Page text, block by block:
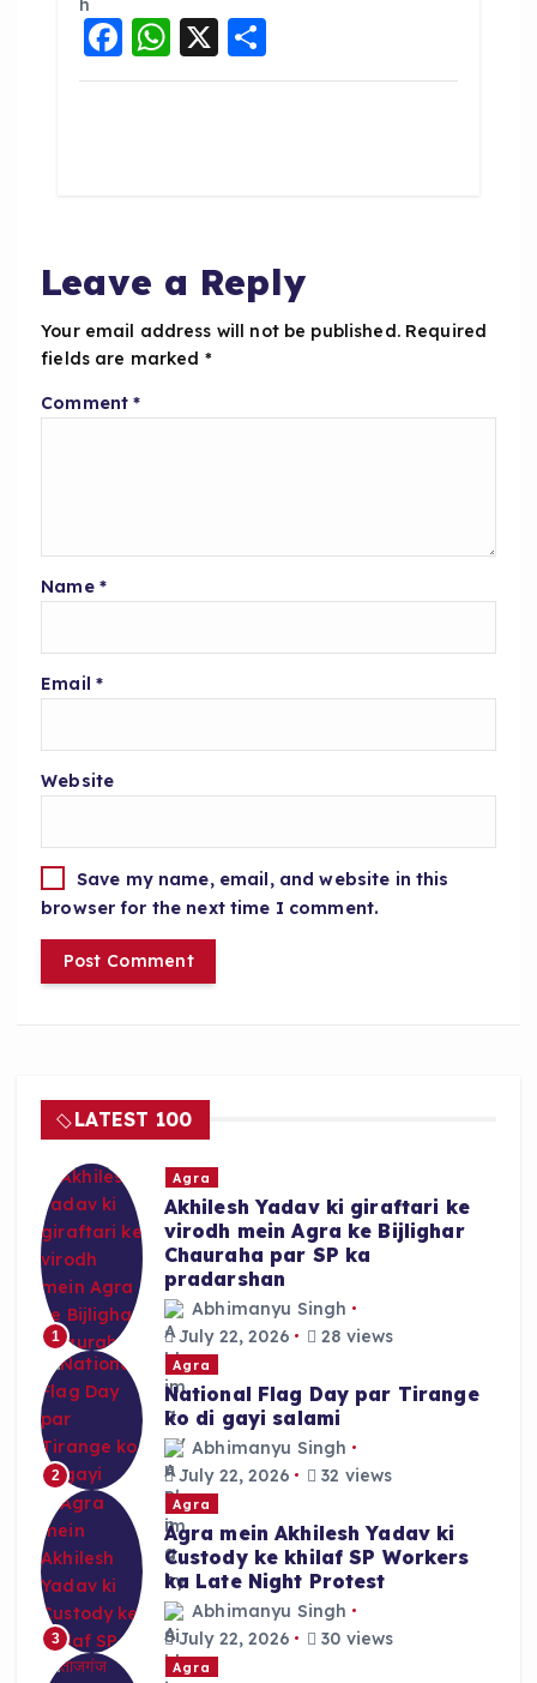
F
a
o
k
W
h
p
X S
h
Leave a Reply
Your email address will not be published. Required
fields are marked *
Comment*
Name *
Email *
Website
Save my name, email, and website in this
browser for the next time I comment.
LATEST 100
1
Agra
Akhilesh Yadav ki giraftari ke
virodh mein Agra ke Bijlighar
Chauraha par SP ka
pradarshan
Abhimanyu Singh
July 22, 2026
28 views
2
Agra
National Flag Day par Tirange
ko di gayi salami
Abhimanyu Singh
July 22, 2026
32 views
3
Agra
Agra mein Akhilesh Yadav ki
Custody ke khilaf SP Workers
ka Late Night Protest
Abhimanyu Singh
July 22, 2026
30 views
Agra